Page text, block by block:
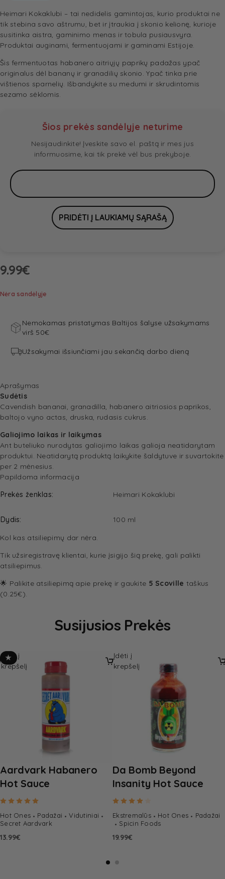
Heimari Kokaklubi – tai nedidelis gamintojas, kurio produktai ne
tik stebina savo aštrumu, bet ir įtraukia į skonio kelionę, kurioje
susitinka aistra, gaminimo menas ir tobula pusiausvyra.
Produktai auginami, fermentuojami ir gaminami Estijoje.
Šis fermentuotas habanero aitriųjų paprikų padažas ypač
originalus dėl bananų ir granadilių skonio. Ypač tinka prie
vištienos sparnelių. Išbandykite su medumi ir skrudintomis
sezamo sėklomis.
Šios prekės sandėlyje neturime
Nesijaudinkite! Įveskite savo el. paštą ir mes jus
informuosime, kai tik prekė vėl bus prekyboje.
9.99€
Nėra sandėlyje
Nemokamas pristatymas Baltijos šalyse užsakymams
virš 50€
Užsakymai išsiunčiami jau sekančią darbo dieną
Aprašymas
Sudėtis
Cavendish bananai, granadilla, habanero aitriosios paprikos,
baltojo vyno actas, druska, rudasis cukrus.
Galiojimo laikas ir laikymas
Ant buteliuko nurodytas galiojimo laikas galioja neatidarytam
produktui. Neatidarytą produktą laikykite šaldytuve ir suvartokite
per 2 mėnesius.
Papildoma informacija
Prekės ženklas
Heimari Kokaklubi
Dydis
100 ml
Kol kas atsiliepimų dar nėra.
Tik užsiregistravę klientai, kurie įsigijo šią prekę, gali palikti
atsiliepimus.
🌟 Palikite atsiliepimą apie prekę ir gaukite 5 Scoville taškus
(0.25€).
Susijusios Prekės
★
Aardvark Habanero
Hot Sauce
Hot Ones Padažai
Vidutiniai
Secret Aardvark
13.99€
Įdėti į
krepšelį
Da Bomb Beyond
Insanity Hot Sauce
Ekstremalūs Hot Ones
Padažai
Spicin Foods
19.99€
Įdėti į
krepšelį